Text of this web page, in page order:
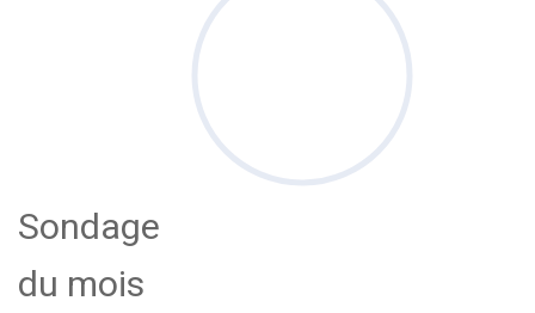
Sondage
du mois